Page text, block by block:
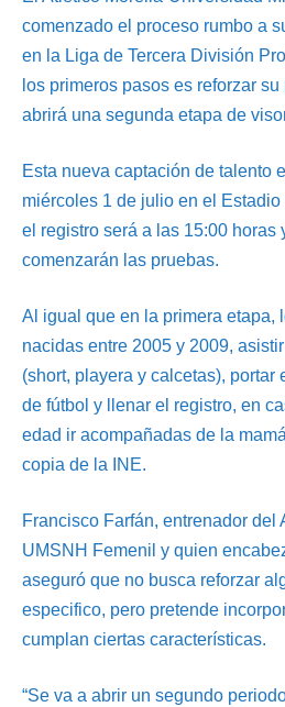
comenzado el proceso rumbo a
en la Liga de Tercera División
los primeros pasos es reforzar
abrirá una segunda etapa de
Esta nueva captación de talento
miércoles 1 de julio en el
el registro será a las 15:00 horas
comenzarán las pruebas.
Al igual que en la primera etapa,
nacidas entre 2005 y 2009,
(short, playera y calcetas), portar
de fútbol y llenar el registro, en
edad ir acompañadas de la
copia de la INE.
Francisco Farfán, entrenador del
UMSNH Femenil y quien
aseguró que no busca reforzar
especifico, pero pretende
cumplan ciertas características.
“Se va a abrir un segundo